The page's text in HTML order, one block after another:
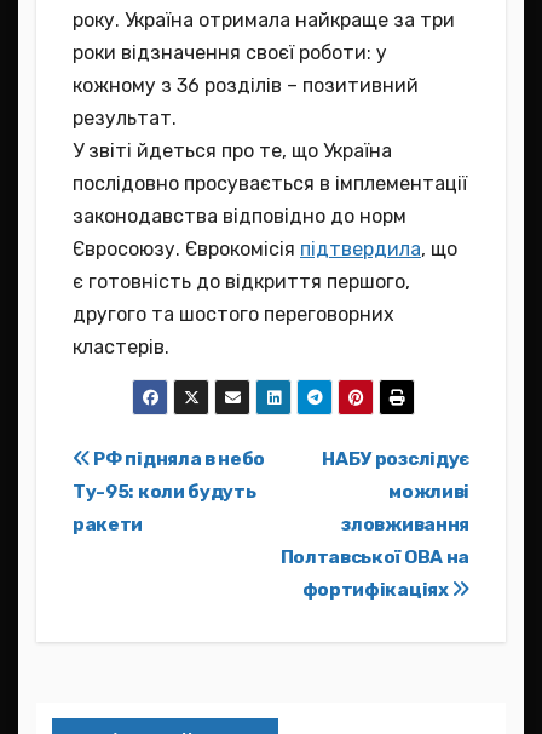
року. Україна отримала найкраще за три
роки відзначення своєї роботи: у
кожному з 36 розділів – позитивний
результат.
У звіті йдеться про те, що Україна
послідовно просувається в імплементації
законодавства відповідно до норм
Євросоюзу. Єврокомісія підтвердила, що
є готовність до відкриття першого,
другого та шостого переговорних
кластерів.
Навігація
записів
НАБУ розслідує
можливі
зловживання
Полтавської ОВА на
фортифікаціях
РФ підняла в небо
Ту-95: коли будуть
ракети